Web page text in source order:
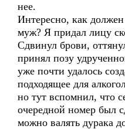
нее.
Интересно, как
муж? Я придал лицу
Сдвинул брови,
принял позу
уже почти удалось
подходящее для
но тут вспомнил, что
очередной номер был
можно валять дурака